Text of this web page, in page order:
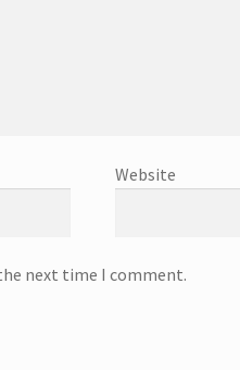
Website
next time I comment.